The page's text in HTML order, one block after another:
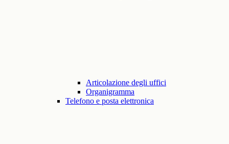
Articolazione degli uffici
Organigramma
Telefono e posta elettronica